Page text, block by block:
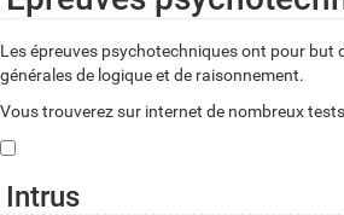
Les épreuves psychotechniques ont pour but
générales de logique et de raisonnement.
Vous trouverez sur internet de nombreux
Intrus